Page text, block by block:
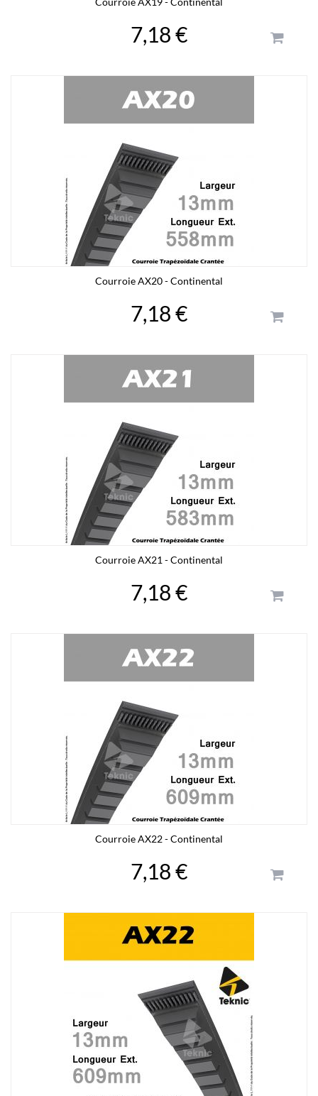
7,18 €
Courroie AX20 - Continental
7,18 €
Courroie AX21 - Continental
7,18 €
Courroie AX22 - Continental
7,18 €